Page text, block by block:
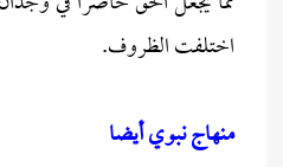
اختلفت الظروف.
منهاج نبوي أيضا